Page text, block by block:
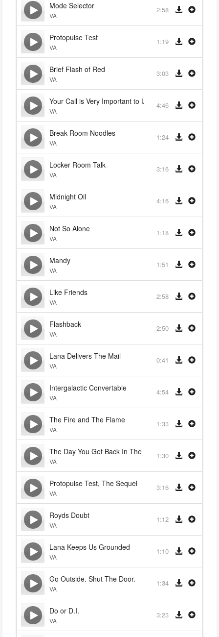
Mode Selector
VA
2:58
Protopulse Test
VA
1:19
Brief Flash of Red
VA
3:03
Your Call is Very Important to Us
VA
4:46
Break Room Noodles
VA
1:24
Locker Room Talk
VA
3:16
Midnight Oil
VA
4:16
Not So Alone
VA
1:18
Mandy
VA
1:51
Like Friends
VA
2:58
Flashback
VA
2:50
Lana Delivers The Mail
VA
0:41
Intergalactic Convertable
VA
4:54
The Fire and The Flame
VA
1:33
The Day You Get Back In The Fight
VA
1:30
Protopulse Test, The Sequel
VA
3:16
Royds Doubt
VA
1:12
Lana Keeps Us Grounded
VA
1:10
Go Outside. Shut The Door.
VA
1:34
Do or D.I.
VA
3:23